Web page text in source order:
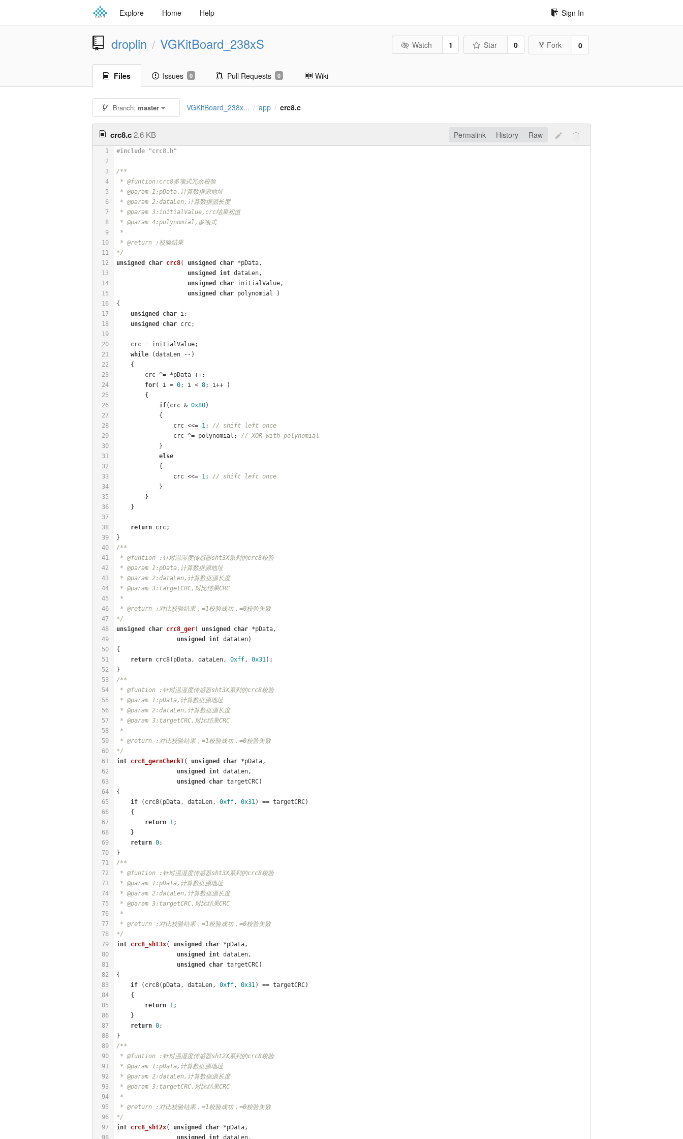
Explore Home Help Sign In
droplin / VGKitBoard_238xS Watch 1 Star 0 Fork 0
Files Issues 0 Pull Requests 0 Wiki
Branch: master VGKitBoard_238x... / app / crc8.c
crc8.c2.6 KB Permalink History Raw
1
2
3
4
5
6
7
8
9
10
11
12
13
14
15
16
17
18
19
20
21
22
23
24
25
26
27
28
29
30
31
32
33
34
35
36
37
38
39
40
41
42
43
44
45
46
47
48
49
50
51
52
53
54
55
56
57
58
59
60
61
62
63
64
65
66
67
68
69
70
71
72
73
74
75
76
77
78
79
80
81
82
83
84
85
86
87
88
89
90
91
92
93
94
95
96
97
#include "crc8.h"
/**
* @funtion:crc8多项式冗余校验
* @param 1:pData,计算数据源地址
* @param 2:dataLen,计算数据源长度
* @param 3:initialValue,crc结果初值
* @param 4:polynomial,多项式
*
* @return :校验结果
*/
unsigned
char crc8( unsigned char *pData,
unsigned
int dataLen,
unsigned
char initialValue,
unsigned
char polynomial )
{
unsigned
char i;
unsigned
char crc;
    crc = initialValue;
while (dataLen --)
    {
        crc ^= *pData ++;
for( i = 0; i < 8; i++ )
        {
if(crc & 0x80)
            {
                crc <<=
1; // shift left once
                crc ^= polynomial;
// XOR with polynomial
            }
else
            {
                crc <<=
1; // shift left once
            }
        }
    }
return crc;
}
/**
* @funtion :针对温湿度传感器sht3X系列的crc8校验
* @param 1:pData,计算数据源地址
* @param 2:dataLen,计算数据源长度
* @param 3:targetCRC,对比结果CRC
*
* @return :对比校验结果，=1校验成功，=0校验失败
*/
unsigned
char crc8_ger( unsigned char *pData,
unsigned
int dataLen)
{
return crc8(pData, dataLen, 0xff, 0x31);
}
/**
* @funtion :针对温湿度传感器sht3X系列的crc8校验
* @param 1:pData,计算数据源地址
* @param 2:dataLen,计算数据源长度
* @param 3:targetCRC,对比结果CRC
*
* @return :对比校验结果，=1校验成功，=0校验失败
*/
int crc8_gernCheckT( unsigned char *pData,
unsigned
int dataLen,
unsigned
char targetCRC)
{
if (crc8(pData, dataLen, 0xff, 0x31) == targetCRC)
    {
return 1;
    }
return 0;
}
/**
* @funtion :针对温湿度传感器sht3X系列的crc8校验
* @param 1:pData,计算数据源地址
* @param 2:dataLen,计算数据源长度
* @param 3:targetCRC,对比结果CRC
*
* @return :对比校验结果，=1校验成功，=0校验失败
*/
int crc8_sht3x( unsigned char *pData,
unsigned
int dataLen,
unsigned
char targetCRC)
{
if (crc8(pData, dataLen, 0xff, 0x31) == targetCRC)
    {
return 1;
    }
return 0;
}
/**
* @funtion :针对温湿度传感器sht2X系列的crc8校验
* @param 1:pData,计算数据源地址
* @param 2:dataLen,计算数据源长度
* @param 3:targetCRC,对比结果CRC
*
* @return :对比校验结果，=1校验成功，=0校验失败
*/
int crc8_sht2x( unsigned char *pData,